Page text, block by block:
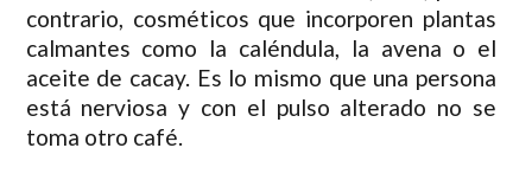
contrario, cosméticos que incorporen plantas
calmantes como la caléndula, la avena o el
aceite de cacay. Es lo mismo que una persona
está nerviosa y con el pulso alterado no se
toma otro café.